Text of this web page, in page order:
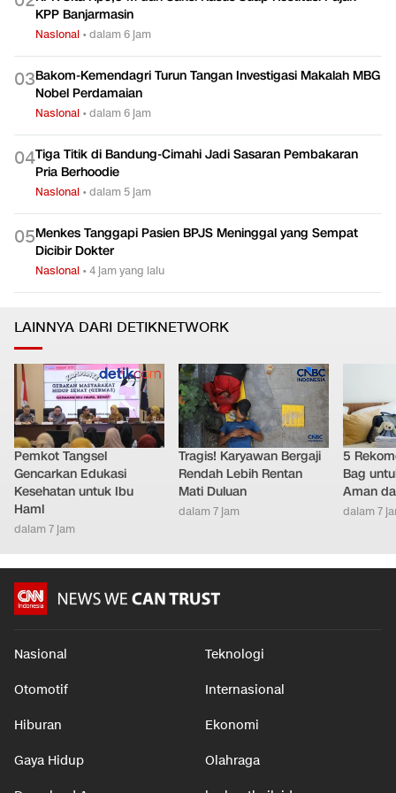
KPP Banjarmasin
Nasional •dalam 6 jam
03Bakom-Kemendagri Turun Tangan Investigasi Makalah MBG
Nobel Perdamaian
Nasional •dalam 6 jam
04Tiga Titik di Bandung-Cimahi Jadi Sasaran Pembakaran
Pria Berhoodie
Nasional •dalam 5 jam
05Menkes Tanggapi Pasien BPJS Meninggal yang Sempat
Dicibir Dokter
Nasional •4 jam yang lalu
LAINNYA DARI DETIKNETWORK
Pemkot Tangsel
Gencarkan Edukasi
Kesehatan untuk Ibu
Haml
dalam 7 jam
Tragis! Karyawan Bergaji
Rendah Lebih Rentan
Mati Duluan
dalam 7 jam
5
Bag
Aman
dalam 7
Nasional Teknologi
Otomotif Internasional
Hiburan Ekonomi
Gaya Hidup Olahraga